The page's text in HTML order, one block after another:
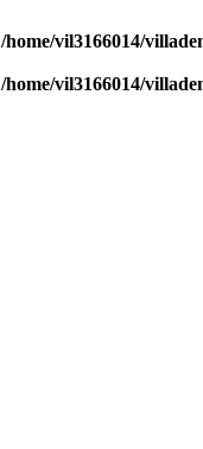
/home/vil3166014/
/home/vil3166014/